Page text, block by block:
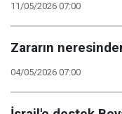
11/05/2026 07:00
Zararın
04/05/2026 07:00